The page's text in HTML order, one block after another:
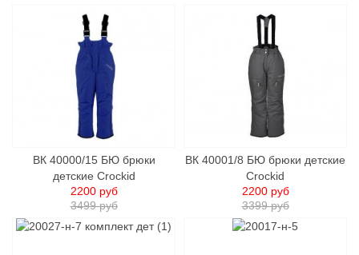
ВК 40000/15 БЮ брюки
детские Сrockid
3499 руб
2200 руб
ВК 40001/8 БЮ брюки детские
Сrockid
3399 руб
2200 руб